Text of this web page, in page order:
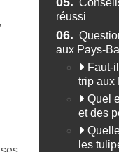
réussi
06.
aux Pays-
Faut-
trip aux
Quel
et des
les